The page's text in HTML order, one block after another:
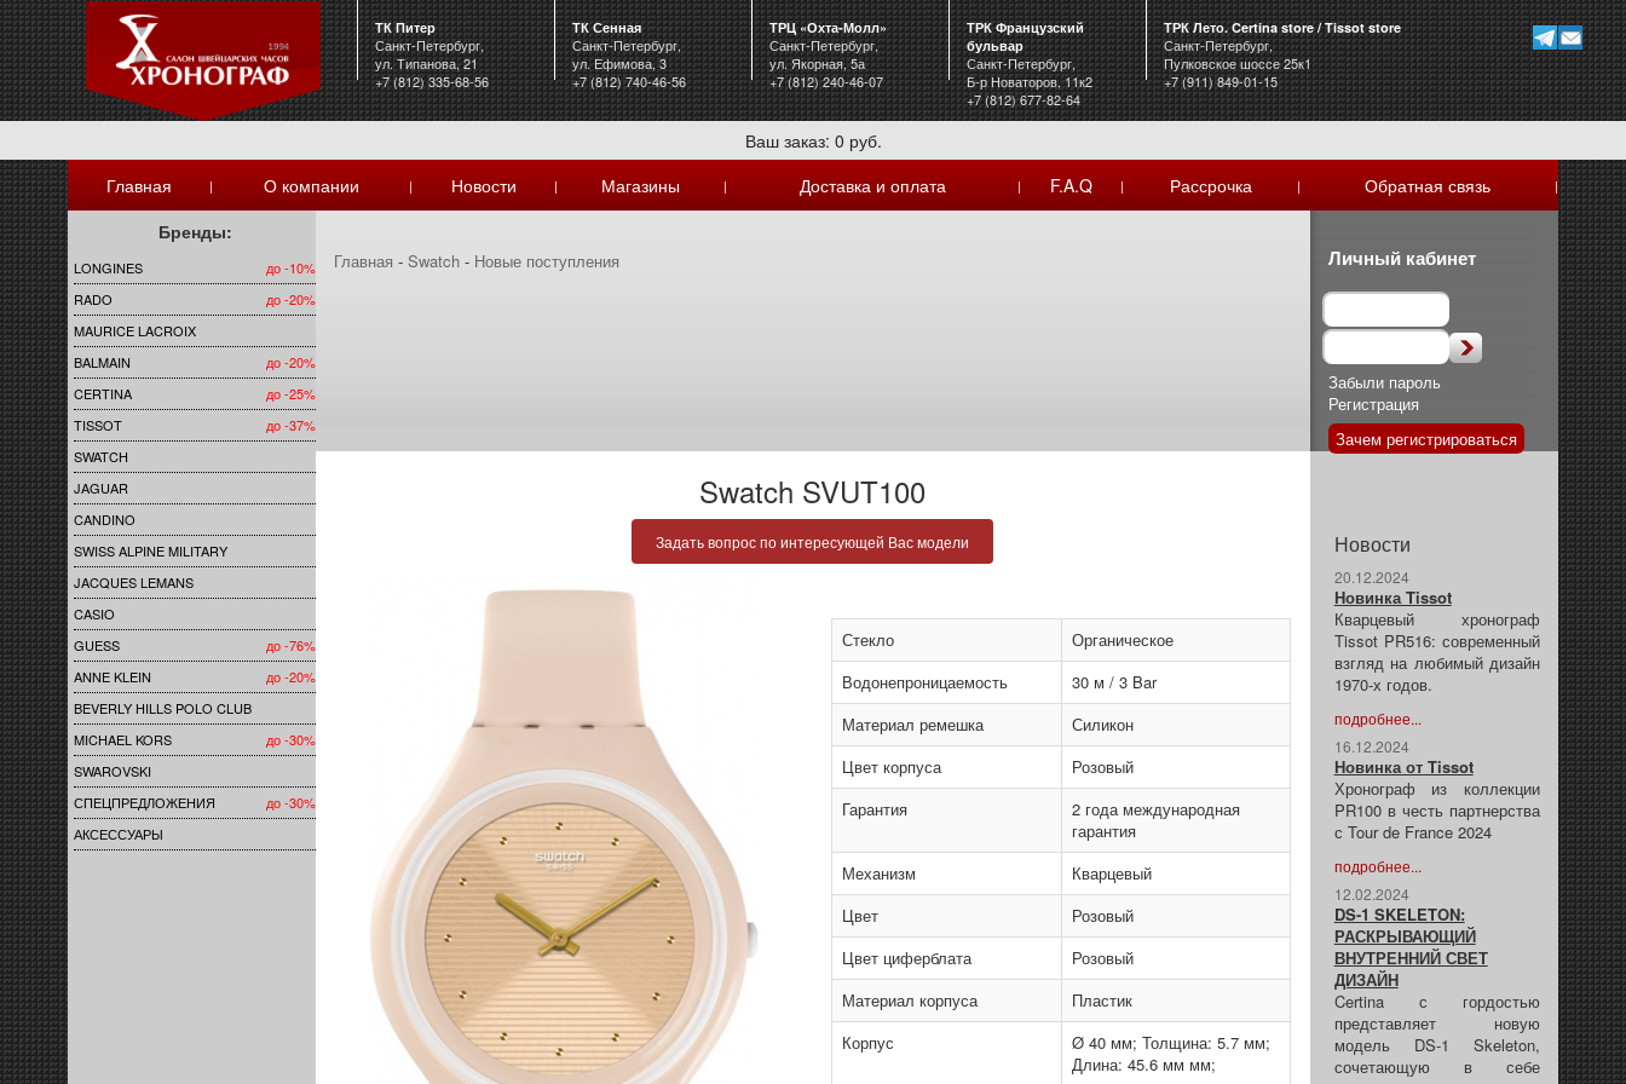
ТК Питер
Санкт-Петербург,
ул. Типанова, 21
+7 (812) 335-68-56
ТК Сенная
Санкт-Петербург,
ул. Ефимова, 3
+7 (812) 740-46-56
ТРЦ «Охта-Молл»
Санкт-Петербург,
ул. Якорная, 5а
+7 (812) 240-46-07
ТРК Французский
бульвар
Санкт-Петербург,
Б-р Новаторов, 11к2
+7 (812) 677-82-64
ТРК Лето. Certina store / Tissot store
Санкт-Петербург,
Пулковское шоссе 25к1
+7 (911) 849-01-15
Ваш заказ: 0 руб.
Главная
| О компании | Новости | Магазины | Доставка и оплата | F.A.Q | Рассрочка | Обратная связь |
Бренды:
LONGINES
до -10%
RADO
до -20%
MAURICE LACROIX
BALMAIN
до -20%
CERTINA
до -25%
TISSOT
до -37%
SWATCH
JAGUAR
CANDINO
SWISS ALPINE MILITARY
JACQUES LEMANS
CASIO
GUESS
до -76%
ANNE KLEIN
до -20%
BEVERLY HILLS POLO CLUB
MICHAEL KORS
до -30%
SWAROVSKI
СПЕЦПРЕДЛОЖЕНИЯ
до -30%
АКСЕССУАРЫ
Главная -Swatch - Новые поступления
Swatch SVUT100
Задать вопрос по интересующей Вас модели
Стекло
Органическое
Водонепроницаемость
30 м / 3 Bar
Материал ремешка
Силикон
Цвет корпуса
Розовый
Гарантия
2 года международная
гарантия
Механизм
Кварцевый
Цвет
Розовый
Цвет циферблата
Розовый
Материал корпуса
Пластик
Корпус
Ø 40 мм; Толщина: 5.7 мм;
Длина: 45.6 мм мм;
Личный кабинет
Забыли пароль
Регистрация
Зачем регистрироваться
Новости
20.12.2024
Новинка Tissot
Кварцевый хронограф
Tissot PR516: современный
взгляд на любимый дизайн
1970-х годов.
подробнее...
16.12.2024
Новинка от Tissot
Хронограф из коллекции
PR100 в честь партнерства
с Tour de France 2024
подробнее...
12.02.2024
DS-1 SKELETON:
РАСКРЫВАЮЩИЙ
ВНУТРЕННИЙ СВЕТ
ДИЗАЙН
Certina с гордостью
представляет новую
модель DS-1 Skeleton,
сочетающую в себе